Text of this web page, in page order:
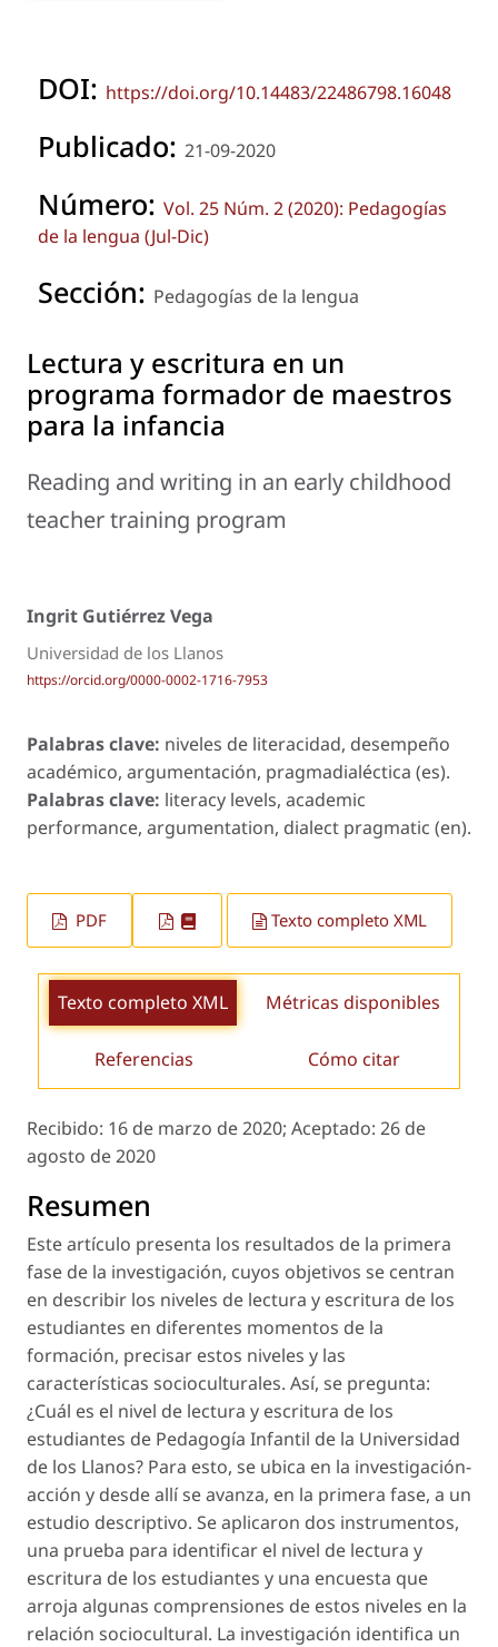
DOI: https://doi.org/10.14483/22486798.16048
Publicado: 21-09-2020
Número: Vol. 25 Núm. 2 (2020): Pedagogías
de la lengua (Jul-Dic)
Sección: Pedagogías de la lengua
Lectura y escritura en un
programa formador de maestros
para la infancia
Reading and writing in an early childhood
teacher training program
Ingrit Gutiérrez Vega
Universidad de los Llanos
https://orcid.org/0000-0002-1716-7953
Palabras clave: niveles de literacidad, desempeño
académico, argumentación, pragmadialéctica (es).
Palabras clave: literacy levels, academic
performance, argumentation, dialect pragmatic (en).
PDF Texto completo XML
Texto completo XML Métricas disponibles
Referencias Cómo citar
Recibido: 16 de marzo de 2020; Aceptado: 26 de
agosto de 2020
Resumen
Este artículo presenta los resultados de la primera
fase de la investigación, cuyos objetivos se centran
en describir los niveles de lectura y escritura de los
estudiantes en diferentes momentos de la
formación, precisar estos niveles y las
características socioculturales. Así, se pregunta:
¿Cuál es el nivel de lectura y escritura de los
estudiantes de Pedagogía Infantil de la Universidad
de los Llanos? Para esto, se ubica en la investigación-
acción y desde allí se avanza, en la primera fase, a un
estudio descriptivo. Se aplicaron dos instrumentos,
una prueba para identificar el nivel de lectura y
escritura de los estudiantes y una encuesta que
arroja algunas comprensiones de estos niveles en la
relación sociocultural. La investigación identifica un